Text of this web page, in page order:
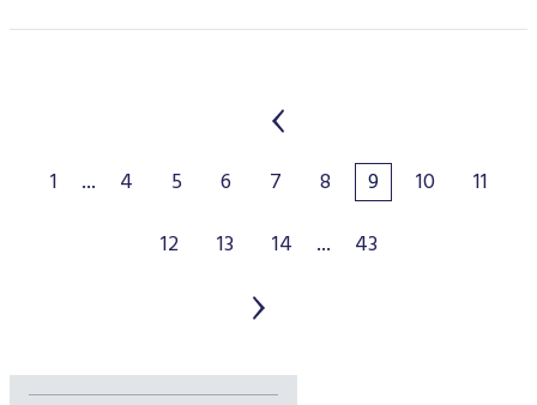
1 ... 4 5 6 7 8 9 10
11
12
13 14 ... 43